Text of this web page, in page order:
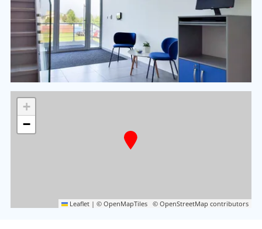
+
−
Leaflet | © OpenMapTiles © OpenStreetMap contributors